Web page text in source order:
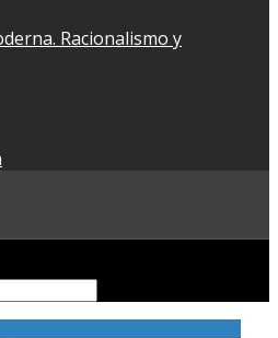
Racionalismo y